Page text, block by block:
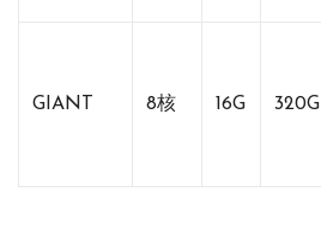
GIANT 8核 16G 320G